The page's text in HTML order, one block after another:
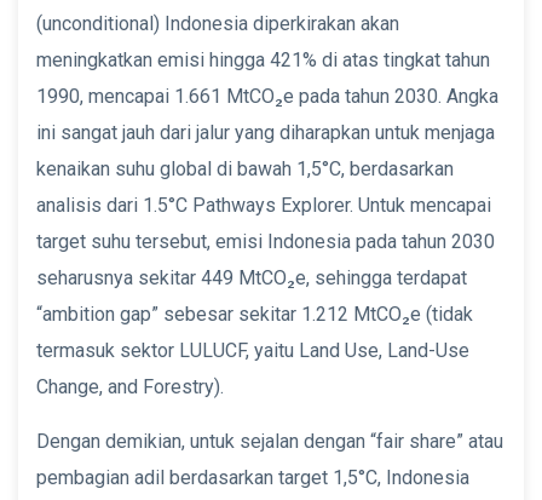
(unconditional) Indonesia diperkirakan akan
meningkatkan emisi hingga 421% di atas tingkat tahun
1990, mencapai 1.661 MtCO₂e pada tahun 2030. Angka
ini sangat jauh dari jalur yang diharapkan untuk menjaga
kenaikan suhu global di bawah 1,5°C, berdasarkan
analisis dari 1.5°C Pathways Explorer. Untuk mencapai
target suhu tersebut, emisi Indonesia pada tahun 2030
seharusnya sekitar 449 MtCO₂e, sehingga terdapat
“ambition gap” sebesar sekitar 1.212 MtCO₂e (tidak
termasuk sektor LULUCF, yaitu Land Use, Land-Use
Change, and Forestry).
Dengan demikian, untuk sejalan dengan “fair share” atau
pembagian adil berdasarkan target 1,5°C, Indonesia